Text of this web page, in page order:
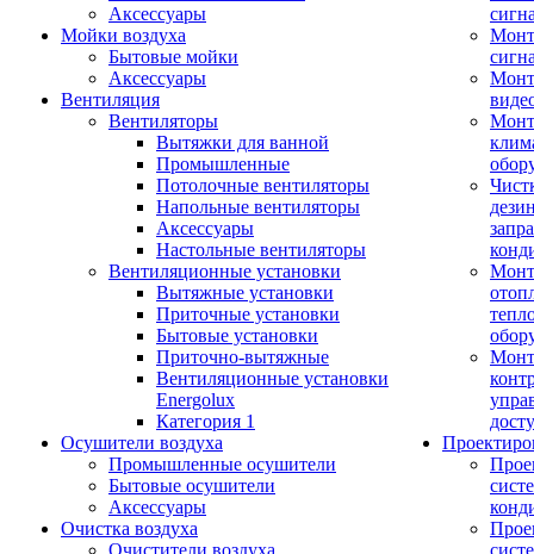
Аксессуары
Мойки воздуха
Бытовые мойки
Аксессуары
Вентиляция
Вентиляторы
Вытяжки для ванной
Промышленные
Потолочные вентиляторы
Напольные вентиляторы
Аксессуары
Настольные вентиляторы
Вентиляционные установки
Вытяжные установки
Приточные установки
Бытовые установки
Приточно-вытяжные
Вентиляционные установки
Energolux
Категория 1
Осушители воздуха
Промышленные осушители
Бытовые осушители
Аксессуары
Очистка воздуха
Очистители воздуха